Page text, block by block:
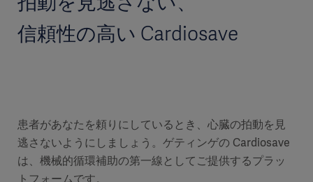
信頼性の高い Cardiosave
患者があなたを頼りにしているとき、心臓の拍動を見
逃さないようにしましょう。ゲティンゲの Cardiosave
は、機械的循環補助の第一線としてご提供するプラッ
トフォームです。